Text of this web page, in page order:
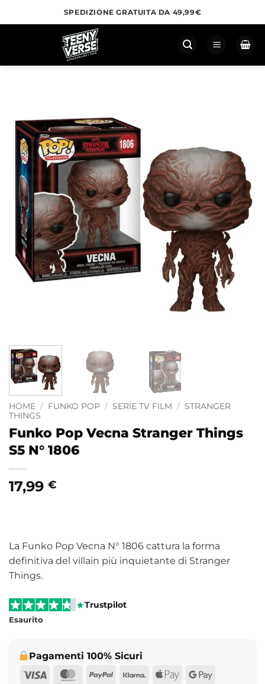
ai
SPEDIZIONE GRATUITA DA 49,99€
HOME / FUNKO POP / SERIE TV FILM / STRANGER
THINGS
Funko Pop Vecna Stranger Things
S5 N° 1806
17,99 €
La Funko Pop Vecna N° 1806 cattura la forma
definitiva del villain più inquietante di Stranger
Things.
Trustpilot
Esaurito
Pagamenti 100% Sicuri
Visa
MasterCard
PayPalKlarna Apple Google